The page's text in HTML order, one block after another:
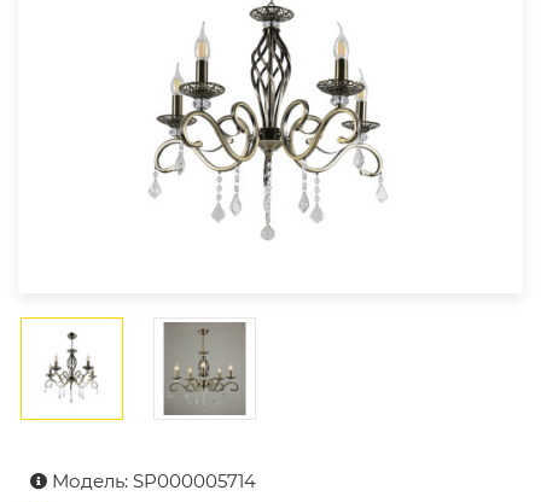
Модель: SP000005714